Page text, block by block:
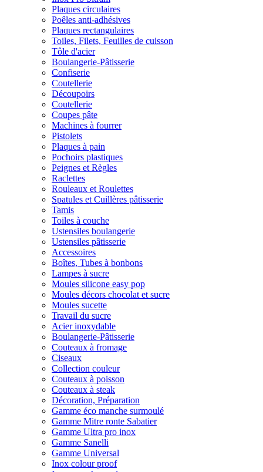
Plaques circulaires
Poêles anti-adhésives
Plaques rectangulaires
Toiles, Filets, Feuilles de cuisson
Tôle d'acier
Boulangerie-Pâtisserie
Confiserie
Coutellerie
Découpoirs
Coutellerie
Coupes pâte
Machines à fourrer
Pistolets
Plaques à pain
Pochoirs plastiques
Peignes et Règles
Raclettes
Rouleaux et Roulettes
Spatules et Cuillères pâtisserie
Tamis
Toiles à couche
Ustensiles boulangerie
Ustensiles pâtisserie
Accessoires
Boîtes, Tubes à bonbons
Lampes à sucre
Moules silicone easy pop
Moules décors chocolat et sucre
Moules sucette
Travail du sucre
Acier inoxydable
Boulangerie-Pâtisserie
Couteaux à fromage
Ciseaux
Collection couleur
Couteaux à poisson
Couteaux à steak
Décoration, Préparation
Gamme éco manche surmoulé
Gamme Mitre ronte Sabatier
Gamme Ultra pro inox
Gamme Sanelli
Gamme Universal
Inox colour proof